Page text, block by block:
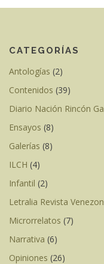
CATEGORÍAS
Antologías (2)
Contenidos (39)
Diario Nación Rincón
Ensayos (8)
Galerías (8)
ILCH (4)
Infantil (2)
Letralia Revista
Microrrelatos (7)
Narrativa (6)
Opiniones (26)